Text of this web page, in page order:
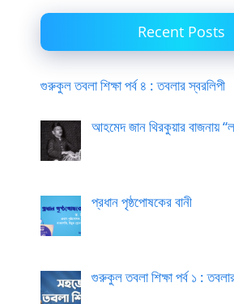
Recent Posts
গুরুকুল তবলা শিক্ষা পর্ব ৪ : তবলার স্বরলিপী
আহমেদ জান থিরকুয়ার বাজনায়
প্রধান পৃষ্ঠপোষকের বানী
গুরুকুল তবলা শিক্ষা পর্ব ১ :